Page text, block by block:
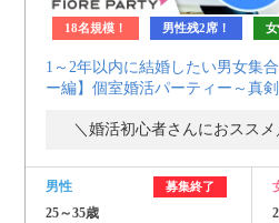
18名規模！ 男性残2席！ 女
1～2年以内に結婚したい男女集
ー編】個室婚活パーティー～真
男性 募集終了
25～35歳